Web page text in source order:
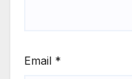
Email *